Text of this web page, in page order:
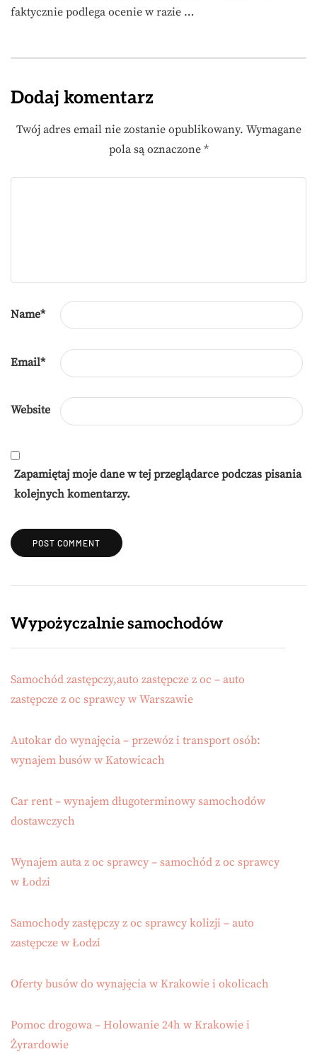
faktycznie podlega ocenie w razie …
Dodaj komentarz
Twój adres email nie zostanie opublikowany. Wymagane
pola są oznaczone *
Name*
Email*
Website
Zapamiętaj moje dane w tej przeglądarce podczas pisania
kolejnych komentarzy.
Wypożyczalnie samochodów
Samochód zastępczy,auto zastępcze z oc – auto
zastępcze z oc sprawcy w Warszawie
Autokar do wynajęcia – przewóz i transport osób:
wynajem busów w Katowicach
Car rent – wynajem długoterminowy samochodów
dostawczych
Wynajem auta z oc sprawcy – samochód z oc sprawcy
w Łodzi
Samochody zastępczy z oc sprawcy kolizji – auto
zastępcze w Łodzi
Oferty busów do wynajęcia w Krakowie i okolicach
Pomoc drogowa – Holowanie 24h w Krakowie i
Żyrardowie